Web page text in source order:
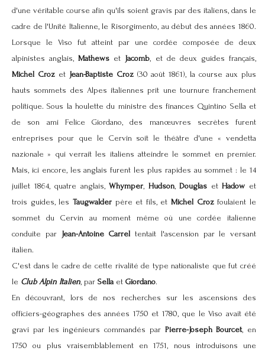
d'une véritable course afin qu'ils soient gravis par des italiens, dans le
cadre de l'Unité Italienne, le Risorgimento, au début des années 1860.
Lorsque le Viso fut atteint par une cordée composée de deux
alpinistes anglais,Mathews et Jacomb, et de deux guides français,
Michel Crozet Jean-Baptiste Croz(30 août 1861), la course aux plus
hauts sommets des Alpes italiennes prit une tournure franchement
politique. Sous la houlette du ministre des finances Quintino Sella et
de son ami Felice Giordano, des manœuvres secrètes furent
entreprises pour que le Cervin soit le théâtre d'une « vendetta
nazionale » qui verrait les italiens atteindre le sommet en premier.
Mais, ici encore, les anglais furent les plus rapides au sommet : le 14
juillet 1864, quatre anglais,Whymper, Hudson,Douglas etHadow et
trois guides, les Taugwalderpère et fils, etMichel Crozfoulaient le
sommet du Cervin au moment même où une cordée italienne
conduite par Jean-Antoine Carrel tentait l'ascension par le versant
italien.
C'est dans le cadre de cette rivalité de type nationaliste que fut créé
le Club Alpin Italien, par Sella et Giordano.
En découvrant, lors de nos recherches sur les ascensions des
officiers-géographes des années 1750 et 1780, que le Viso avait été
gravi par les ingénieurs commandés par Pierre-Joseph Bourcet, en
1750 ou plus vraisemblablement en 1751, nous introduisons une